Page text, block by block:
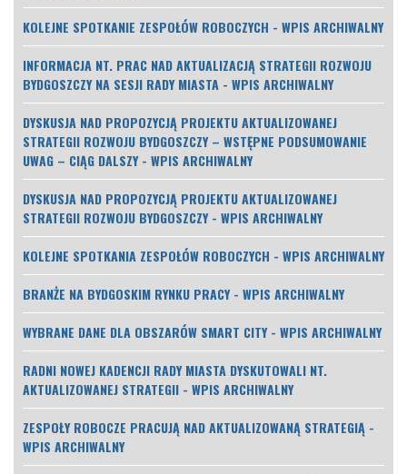
KOLEJNE SPOTKANIE ZESPOŁÓW ROBOCZYCH - WPIS ARCHIWALNY
INFORMACJA NT. PRAC NAD AKTUALIZACJĄ STRATEGII ROZWOJU
BYDGOSZCZY NA SESJI RADY MIASTA - WPIS ARCHIWALNY
DYSKUSJA NAD PROPOZYCJĄ PROJEKTU AKTUALIZOWANEJ
STRATEGII ROZWOJU BYDGOSZCZY – WSTĘPNE PODSUMOWANIE
UWAG – CIĄG DALSZY - WPIS ARCHIWALNY
DYSKUSJA NAD PROPOZYCJĄ PROJEKTU AKTUALIZOWANEJ
STRATEGII ROZWOJU BYDGOSZCZY - WPIS ARCHIWALNY
KOLEJNE SPOTKANIA ZESPOŁÓW ROBOCZYCH - WPIS ARCHIWALNY
BRANŻE NA BYDGOSKIM RYNKU PRACY - WPIS ARCHIWALNY
WYBRANE DANE DLA OBSZARÓW SMART CITY - WPIS ARCHIWALNY
RADNI NOWEJ KADENCJI RADY MIASTA DYSKUTOWALI NT.
AKTUALIZOWANEJ STRATEGII - WPIS ARCHIWALNY
ZESPOŁY ROBOCZE PRACUJĄ NAD AKTUALIZOWANĄ STRATEGIĄ -
WPIS ARCHIWALNY